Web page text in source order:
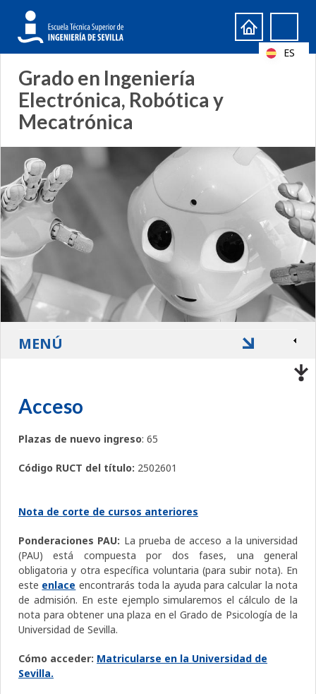
Formulario
de
búsqueda
Search
Grado en Ingeniería
Electrónica, Robótica y
Mecatrónica
Acceso
Plazas de nuevo ingreso: 65
Código RUCT del título: 2502601
Nota de corte de cursos anteriores
Ponderaciones PAU: La prueba de acceso a la universidad
(PAU) está compuesta por dos fases, una general
obligatoria y otra específica voluntaria (para subir nota). En
este enlace encontrarás toda la ayuda para calcular la nota
de admisión. En este ejemplo simularemos el cálculo de la
nota para obtener una plaza en el Grado de Psicología de la
Universidad de Sevilla.
Cómo acceder: Matricularse en la Universidad de
Sevilla.
MENÚ
ES